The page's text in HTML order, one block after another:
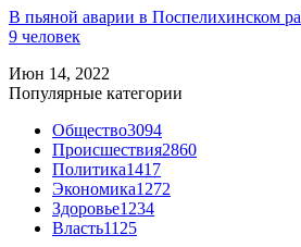
В пьяной аварии в Поспелихинском
9 человек
Июн 14, 2022
Популярные категории
Общество3094
Происшествия2860
Политика1417
Экономика1272
Здоровье1234
Власть1125